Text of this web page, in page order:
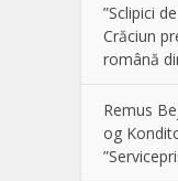
”Sclipici
Crăciun
română
Remus
og